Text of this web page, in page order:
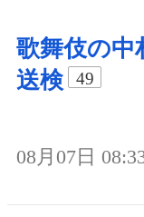
歌舞伎の中
送検
49
08月07日